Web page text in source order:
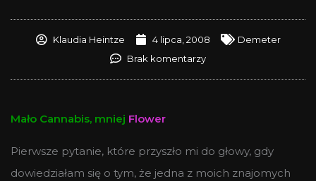
Klaudia Heintze 4 lipca, 2008
Demeter
Brak komentarzy
Mało Cannabis, mniej Flower
Pierwsze pytanie, które przyszło mi do głowy, gdy
dowiedziałam się o tym, że jedna z moich znajomych